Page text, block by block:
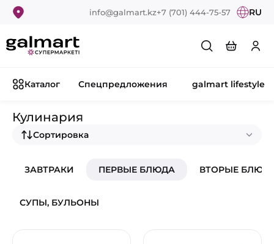
info@galmart.kz+7 (701) 444-75-57 RU
Каталог Спецпредложения galmart lifestyle
Кулинария
Сортировка
ЗАВТРАКИ ПЕРВЫЕ БЛЮДА ВТОРЫЕ
СУПЫ, БУЛЬОНЫ